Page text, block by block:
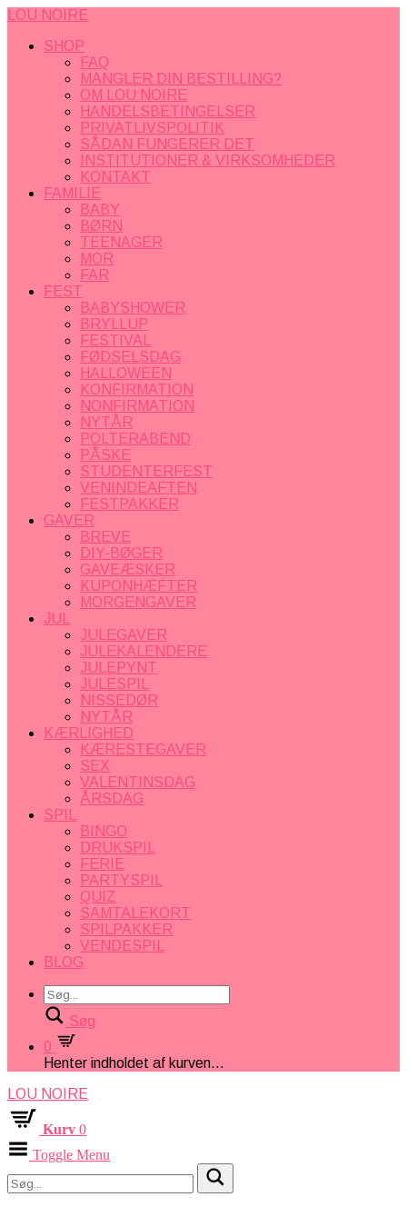
LOU NOIRE
SHOP
FAQ
MANGLER DIN BESTILLING?
OM LOU NOIRE
HANDELSBETINGELSER
PRIVATLIVSPOLITIK
SÅDAN FUNGERER DET
INSTITUTIONER & VIRKSOMHEDER
KONTAKT
FAMILIE
BABY
BØRN
TEENAGER
MOR
FAR
FEST
BABYSHOWER
BRYLLUP
FESTIVAL
FØDSELSDAG
HALLOWEEN
KONFIRMATION
NONFIRMATION
NYTÅR
POLTERABEND
PÅSKE
STUDENTERFEST
VENINDEAFTEN
FESTPAKKER
GAVER
BREVE
DIY-BØGER
GAVEÆSKER
KUPONHÆFTER
MORGENGAVER
JUL
JULEGAVER
JULEKALENDERE
JULEPYNT
JULESPIL
NISSEDØR
NYTÅR
KÆRLIGHED
KÆRESTEGAVER
SEX
VALENTINSDAG
ÅRSDAG
SPIL
BINGO
DRUKSPIL
FERIE
PARTYSPIL
QUIZ
SAMTALEKORT
SPILPAKKER
VENDESPIL
BLOG
Søg
0
Henter indholdet af kurven...
LOU NOIRE
Kurv 0
Toggle Menu